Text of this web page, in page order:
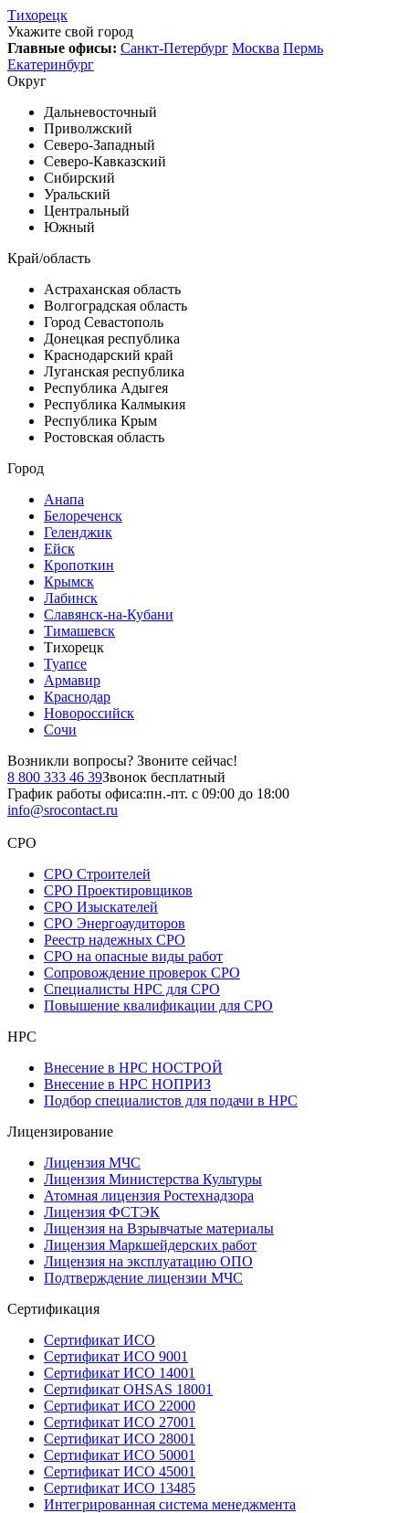
Тихорецк
Укажите свой город
Главные офисы: Санкт-Петербург Москва Пермь
Екатеринбург
Округ
Дальневосточный
Приволжский
Северо-Западный
Северо-Кавказский
Сибирский
Уральский
Центральный
Южный
Край/область
Астраханская область
Волгоградская область
Город Севастополь
Донецкая республика
Краснодарский край
Луганская республика
Республика Адыгея
Республика Калмыкия
Республика Крым
Ростовская область
Город
Анапа
Белореченск
Геленджик
Ейск
Кропоткин
Крымск
Лабинск
Славянск-на-Кубани
Тимашевск
Тихорецк
Туапсе
Армавир
Краснодар
Новороссийск
Сочи
Возникли вопросы? Звоните сейчас!
8 800 333 46 39Звонок бесплатный
График работы офиса:пн.-пт. с 09:00 до 18:00
info@srocontact.ru
СРО
СРО Строителей
СРО Проектировщиков
СРО Изыскателей
СРО Энергоаудиторов
Реестр надежных СРО
СРО на опасные виды работ
Сопровождение проверок СРО
Специалисты НРС для СРО
Повышение квалификации для СРО
НРС
Внесение в НРС НОСТРОЙ
Внесение в НРС НОПРИЗ
Подбор специалистов для подачи в НРС
Лицензирование
Лицензия МЧС
Лицензия Министерства Культуры
Атомная лицензия Ростехнадзора
Лицензия ФСТЭК
Лицензия на Взрывчатые материалы
Лицензия Маркшейдерских работ
Лицензия на эксплуатацию ОПО
Подтверждение лицензии МЧС
Сертификация
Сертификат ИСО
Сертификат ИСО 9001
Сертификат ИСО 14001
Сертификат OHSAS 18001
Сертификат ИСО 22000
Сертификат ИСО 27001
Сертификат ИСО 28001
Сертификат ИСО 50001
Сертификат ИСО 45001
Сертификат ИСО 13485
Интегрированная система менеджмента